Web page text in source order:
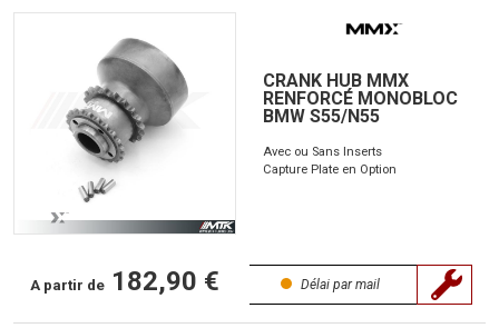
CRANK HUB MMX
RENFORCÉ MONOBLOC
BMW S55/N55
Avec ou Sans Inserts
Capture Plate en Option
A partir de 182,90 € Délai par mail